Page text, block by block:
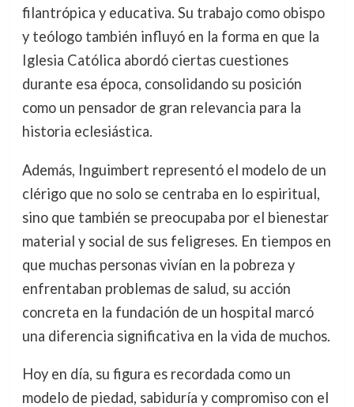
filantrópica y educativa. Su trabajo como obispo
y teólogo también influyó en la forma en que la
Iglesia Católica abordó ciertas cuestiones
durante esa época, consolidando su posición
como un pensador de gran relevancia para la
historia eclesiástica.
Además, Inguimbert representó el modelo de un
clérigo que no solo se centraba en lo espiritual,
sino que también se preocupaba por el bienestar
material y social de sus feligreses. En tiempos en
que muchas personas vivían en la pobreza y
enfrentaban problemas de salud, su acción
concreta en la fundación de un hospital marcó
una diferencia significativa en la vida de muchos.
Hoy en día, su figura es recordada como un
modelo de piedad, sabiduría y compromiso con el